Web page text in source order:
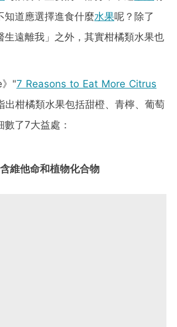
知道應選擇進食什麼水果呢？除了
生遠離我」之外，其實柑橘類水果也
"7 Reasons to Eat More Citrus
出柑橘類水果包括甜橙、青檸、葡萄
了7大益處：
維他命和植物化合物